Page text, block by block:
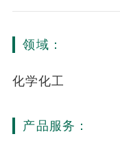
领域：
化学化工
产品服务：